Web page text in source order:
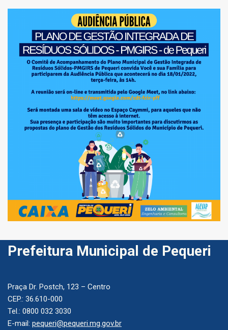
Prefeitura Municipal de Pequeri
Praça Dr. Postch, 123 – Centro
CEP.: 36.610-000
Tel.: 0800 032 3030
E-mail: pequeri@pequeri.mg.gov.br